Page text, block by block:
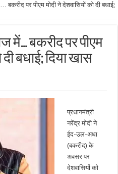
पर पीएम मोदी ने देशवासियों को दी बधाई;
में… बकरीद पर पीएम
बधाई; दिया खास
प्रधानमंत्री
नरेंद्र मोदी ने
ईद-उल-अधा
(बकरीद) के
अवसर पर
देशवासियों को